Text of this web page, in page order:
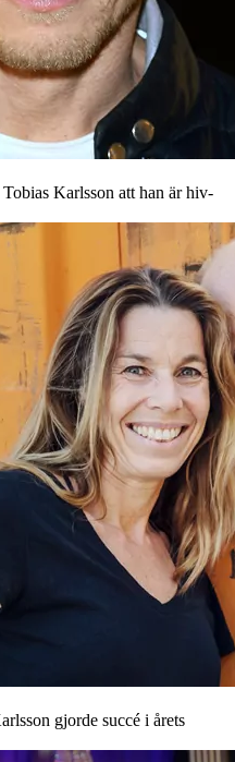
Karlsson att han är hiv-
gjorde succé i årets